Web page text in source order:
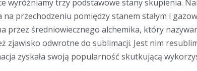
wyróżniamy trzy podstawowe stany skupienia.
na przechodzeniu pomiędzy stanem stałym i
przez średniowiecznego alchemika, który
zjawisko odwrotne do sublimacji. Jest nim
zyskała swoją popularność skutkującą